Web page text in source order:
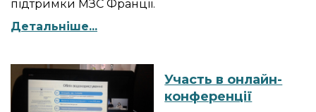
підтримки МЗС Франції.
Детальніше...
Участь в онлайн-
конференції